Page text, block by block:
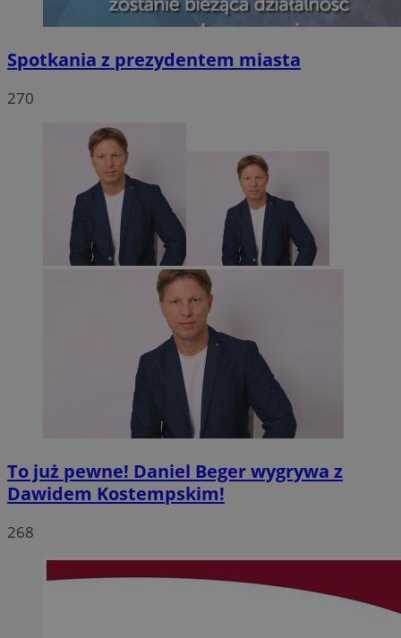
Spotkania z prezydentem miasta
270
To już pewne! Daniel Beger wygrywa z
Dawidem Kostempskim!
268